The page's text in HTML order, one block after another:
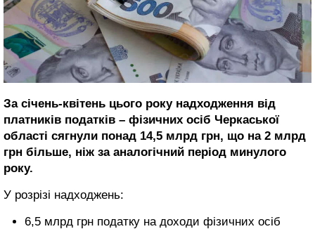
За січень-квітень цього року надходження від
платників податків – фізичних осіб Черкаської
області сягнули понад 14,5 млрд грн, що на 2 млрд
грн більше, ніж за аналогічний період минулого
року.
У розрізі надходжень:
6,5 млрд грн податку на доходи фізичних осіб